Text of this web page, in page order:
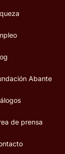
Abante
de prensa